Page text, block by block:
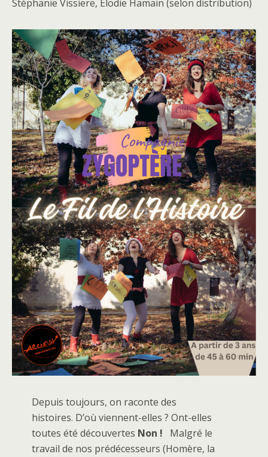
Stéphanie Vissiere, Élodie Hamain (selon distribution)
Depuis toujours, on raconte des
histoires. D’où viennent-elles ? Ont-elles
toutes été découvertes Non !
Malgré le
travail de nos prédécesseurs (Homère, la